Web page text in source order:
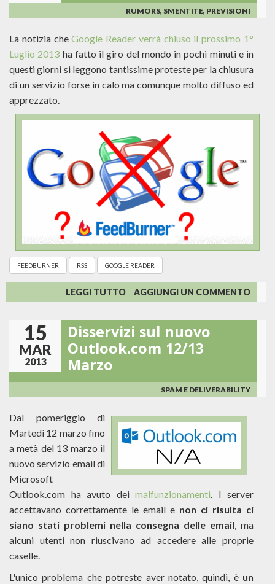
L'EMAIL
MARKETING?
RUMORS, SMENTITE, PREVISIONI
La notizia cheGoogle Reader verrà chiuso il prossimo 1°
Luglio 2013 ha fatto il giro del mondo in pochi minuti e in
questi giorni si leggono tantissime proteste per la chiusura
di un servizio forse in calo ma comunque molto diffuso ed
apprezzato.
FEEDBURNER RSS GOOGLE READER
LEGGI TUTTO SU
GOOGLE
READER...
E
FEEDBURNER?
AGGIUNGI UN COMMENTO
15
MAR
2013
Disservizi sul nuovo
Outlook.com 12/13
Marzo
SPAM E DELIVERABILITY
Dal pomeriggio di
Martedì 12 marzo fino
a metà del 13 marzo il
nuovo servizio email di
Microsoft
Outlook.com ha avuto dei malfunzionamenti. I server
accettavano correttamente le email e non ci risulta ci
siano stati problemi nella consegna delle email, ma
alcuni utenti non riuscivano ad accedere alle proprie
caselle.
L'unico problema che potreste aver notato, quindi, è un